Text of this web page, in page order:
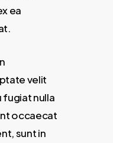
ea
velit
fugiat nulla
occaecat
sunt in